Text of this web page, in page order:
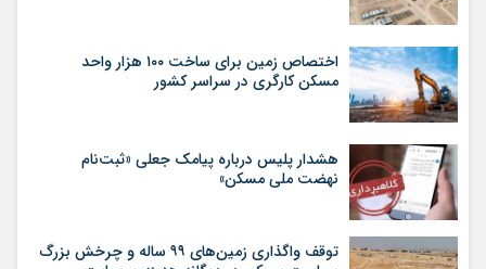
اختصاص زمین برای ساخت ۱۰۰ هزار واحد
مسکن کارگری در سراسر کشور
هشدار پلیس درباره پیامک جعلی «ثبت‌نام
نهضت ملی مسکن»
توقف واگذاری زمین‌های ۹۹ ساله و چرخش بزرگ